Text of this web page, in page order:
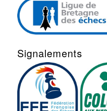
Signalements